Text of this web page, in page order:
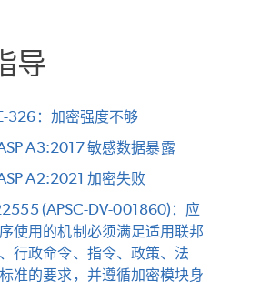
导
326：加密强度不够
A3:2017 敏感数据暴露
A2:2021 加密失败
(APSC-DV-001860)：应
使用的机制必须满足适用联邦
行政命令、指令、政策、法
准的要求，并遵循加密模块身